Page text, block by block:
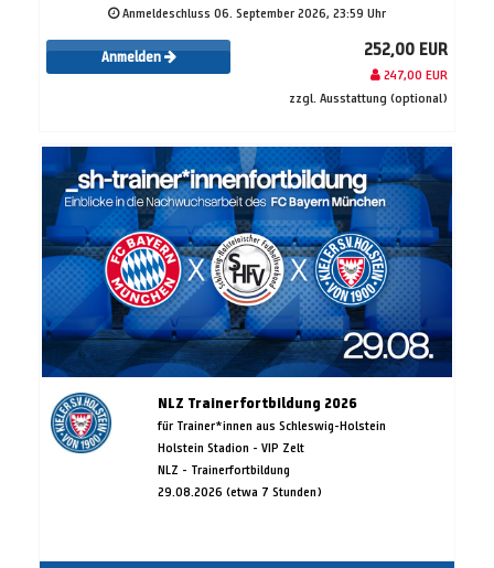
Anmeldeschluss 06. September 2026, 23:59 Uhr
Anmelden 252,00 EUR
247,00 EUR
zzgl. Ausstattung (optional)
NLZ Trainerfortbildung 2026
für Trainer*innen aus Schleswig-Holstein
Holstein Stadion - VIP Zelt
NLZ - Trainerfortbildung
29.08.2026 (etwa 7 Stunden)